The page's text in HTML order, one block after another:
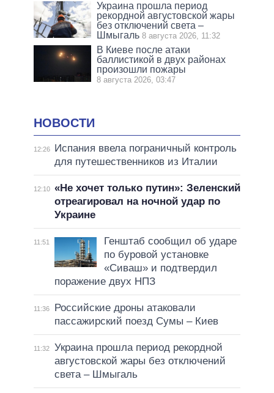
Украина прошла период
рекордной августовской жары
без отключений света –
Шмыгаль 8 августа 2026, 11:32
В Киеве после атаки
баллистикой в двух районах
произошли пожары
8 августа 2026, 03:47
НОВОСТИ
12:26
Испания ввела пограничный контроль
для путешественников из Италии
12:10 «Не хочет только путин»: Зеленский
отреагировал на ночной удар по
Украине
11:51
Генштаб сообщил об ударе
по буровой установке
«Сиваш» и подтвердил
поражение двух НПЗ
11:36
Российские дроны атаковали
пассажирский поезд Сумы – Киев
11:32
Украина прошла период рекордной
августовской жары без отключений
света – Шмыгаль